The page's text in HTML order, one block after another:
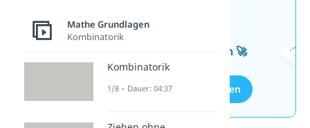
Wissen mit unseren
kostenlosen Aufgaben 🚀
Aufgaben entdecken
Mathe Grundlagen
Kombinatorik
Kombinatorik
1/8 – Dauer: 04:37